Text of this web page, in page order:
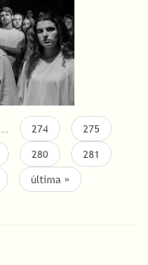
… 274
275
280
281
última »